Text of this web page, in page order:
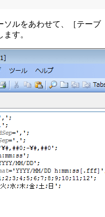
ソルをあわせて、［テーブ
す。